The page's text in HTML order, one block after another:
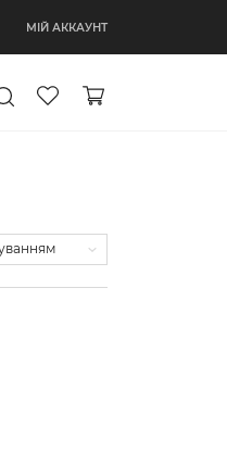
МІЙ АККАУНТ